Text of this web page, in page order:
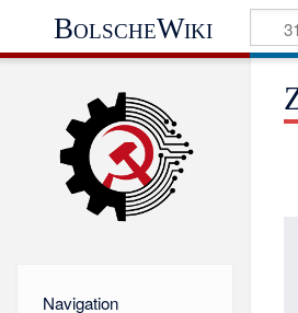
BolscheWiki
Navigation